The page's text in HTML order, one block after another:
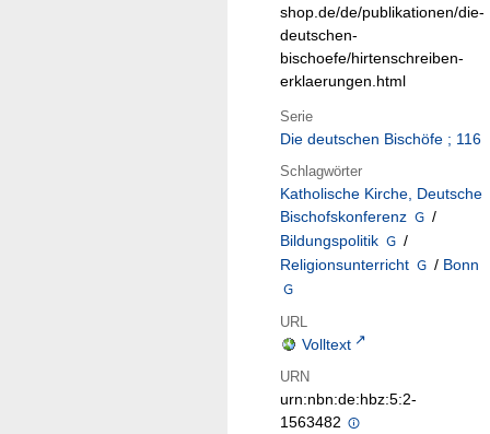
shop.de/de/publikationen/die-
deutschen-
bischoefe/hirtenschreiben-
erklaerungen.html
Serie
Die deutschen Bischöfe ; 116
Schlagwörter
Katholische Kirche, Deutsche
Bischofskonferenz
/
Bildungspolitik
/
Religionsunterricht
/ Bonn
URL
Volltext
URN
urn:nbn:de:hbz:5:2-
1563482